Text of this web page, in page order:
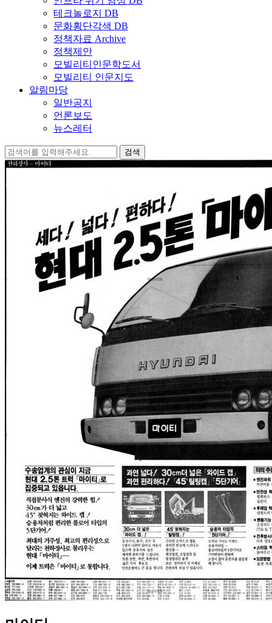
테크놀로지 DB
문화횡단각색 DB
정책자료 Archive
정책제안
모빌리티인문학도서
모빌리티 인문지도
알림마당
일반공지
언론보도
뉴스레터
검
색: